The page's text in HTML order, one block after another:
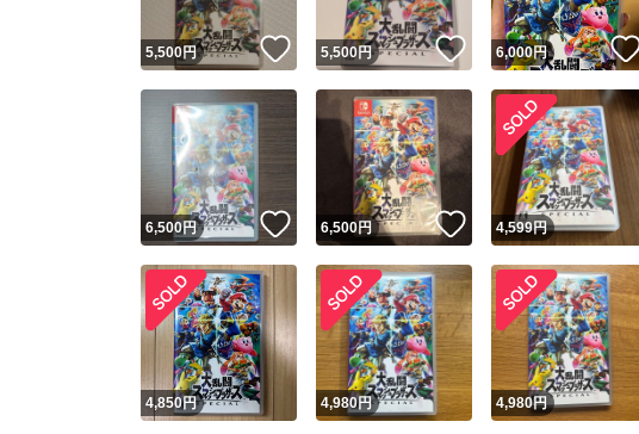
5,500円 いいね！
5,500円 いいね！
6,000円
6,500円 いいね！
6,500円 いいね！
4,599円
4,850円 4,980円 4,980円